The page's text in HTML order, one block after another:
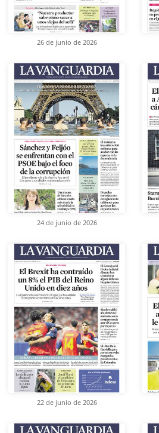
26 de junio de 2026
24 de junio de 2026
22 de junio de 2026